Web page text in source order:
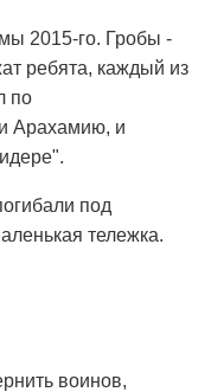
2015-го. Гробы -
ребята, каждый из
по
Арахамию, и
под
тележка.
воинов,